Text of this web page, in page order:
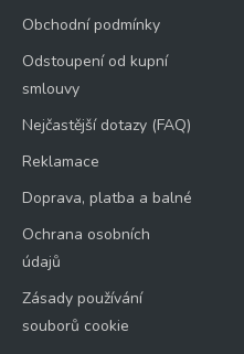
Obchodní podmínky
Odstoupení od kupní
smlouvy
Nejčastější dotazy (FAQ)
Reklamace
Doprava, platba a balné
Ochrana osobních
údajů
Zásady používání
souborů cookie